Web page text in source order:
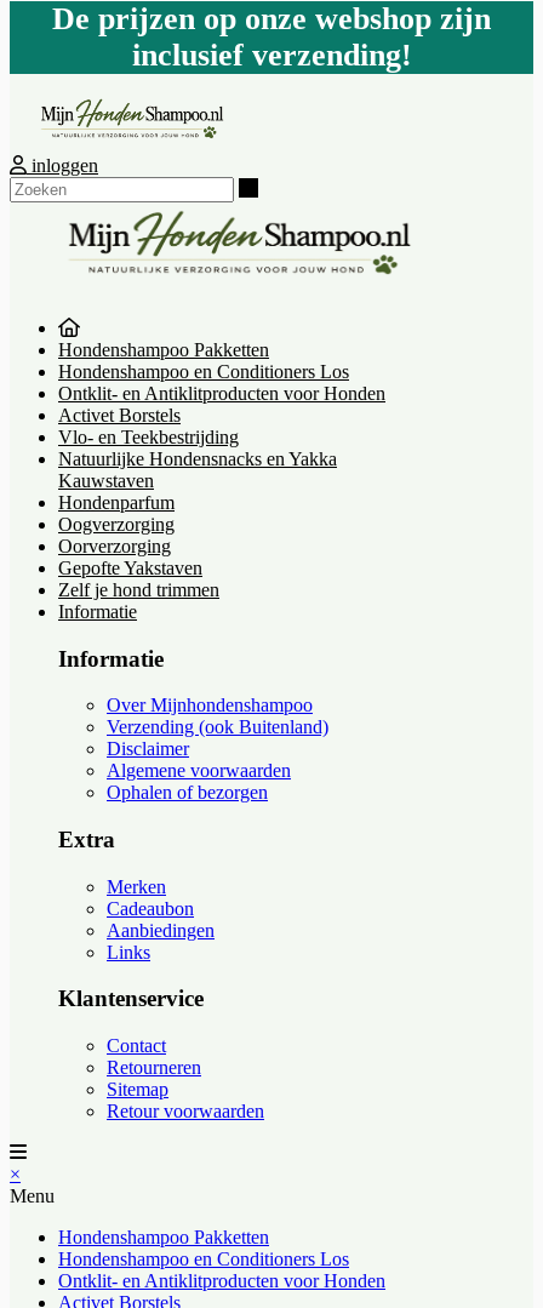
De prijzen op onze webshop zijn
inclusief verzending!
inloggen
Hondenshampoo Pakketten
Hondenshampoo en Conditioners Los
Ontklit- en Antiklitproducten voor Honden
Activet Borstels
Vlo- en Teekbestrijding
Natuurlijke Hondensnacks en Yakka
Kauwstaven
Hondenparfum
Oogverzorging
Oorverzorging
Gepofte Yakstaven
Zelf je hond trimmen
Informatie
Informatie
Over Mijnhondenshampoo
Verzending (ook Buitenland)
Disclaimer
Algemene voorwaarden
Ophalen of bezorgen
Extra
Merken
Cadeaubon
Aanbiedingen
Links
Klantenservice
Contact
Retourneren
Sitemap
Retour voorwaarden
×
Menu
Hondenshampoo Pakketten
Hondenshampoo en Conditioners Los
Ontklit- en Antiklitproducten voor Honden
Activet Borstels